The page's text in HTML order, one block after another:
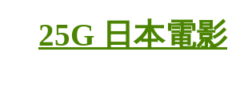
25G 日本電影